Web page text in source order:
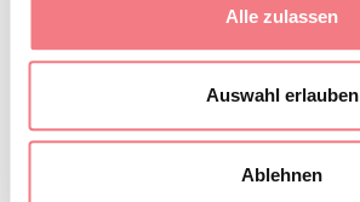
Alle zulassen
Auswahl erlauben
Ablehnen
ZUM NEWSLETTER ANMELDEN